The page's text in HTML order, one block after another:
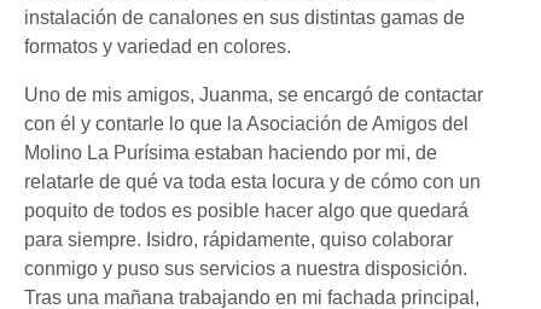
instalación de canalones en sus distintas gamas de
formatos y variedad en colores.
Uno de mis amigos, Juanma, se encargó de contactar
con él y contarle lo que la Asociación de Amigos del
Molino La Purísima estaban haciendo por mi, de
relatarle de qué va toda esta locura y de cómo con un
poquito de todos es posible hacer algo que quedará
para siempre. Isidro, rápidamente, quiso colaborar
conmigo y puso sus servicios a nuestra disposición.
Tras una mañana trabajando en mi fachada principal,